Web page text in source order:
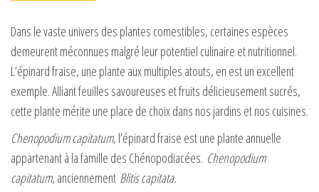
Dans le vaste univers des plantes comestibles, certaines espèces
demeurent méconnues malgré leur potentiel culinaire et nutritionnel.
L’épinard fraise, une plante aux multiples atouts, en est un excellent
exemple. Alliant feuilles savoureuses et fruits délicieusement sucrés,
cette plante mérite une place de choix dans nos jardins et nos cuisines.
Chenopodium capitatum, l’épinard fraise est une plante annuelle
appartenant à la famille des Chénopodiacées. Chenopodium
capitatum, anciennement Blitis capitata.